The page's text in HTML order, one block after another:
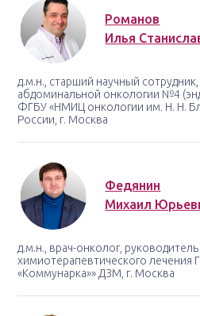
Романов
Илья
д.м.н., старший научный
абдоминальной онкологии №4
ФГБУ «НМИЦ онкологии им. Н. Н.
России, г. Москва
Федянин
Михаил
д.м.н., врач-онколог,
химиотерапевтического лечения
«Коммунарка»» ДЗМ, г. Москва